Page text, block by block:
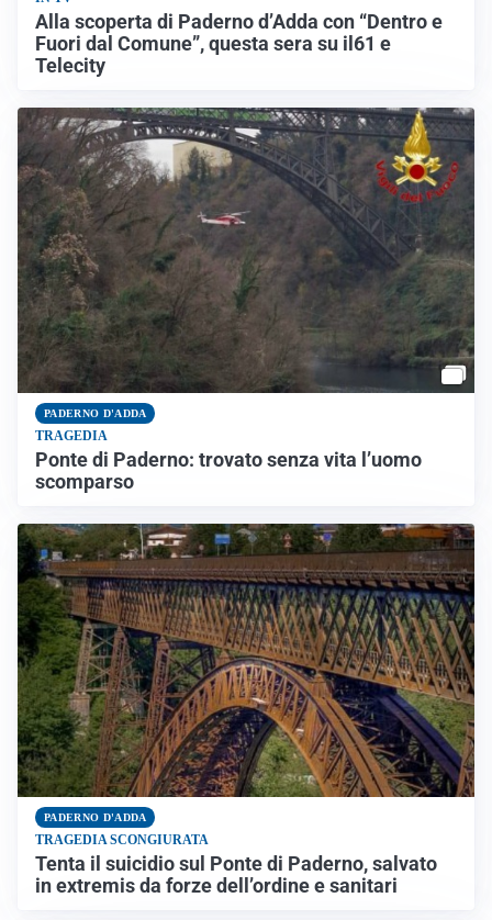
Alla scoperta di Paderno d’Adda con “Dentro e
Fuori dal Comune”, questa sera su il61 e
Telecity
PADERNO D'ADDA
TRAGEDIA
Ponte di Paderno: trovato senza vita l’uomo
scomparso
PADERNO D'ADDA
TRAGEDIA SCONGIURATA
Tenta il suicidio sul Ponte di Paderno, salvato
in extremis da forze dell’ordine e sanitari